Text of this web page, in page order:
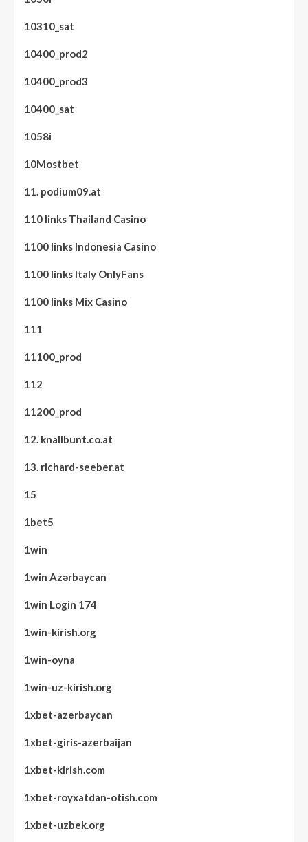
10310_sat
10400_prod2
10400_prod3
10400_sat
1058i
10Mostbet
11. podium09.at
110 links Thailand Casino
1100 links Indonesia Casino
1100 links Italy OnlyFans
1100 links Mix Casino
111
11100_prod
112
11200_prod
12. knallbunt.co.at
13. richard-seeber.at
15
1bet5
1win
1win Azərbaycan
1win Login 174
1win-kirish.org
1win-oyna
1win-uz-kirish.org
1xbet-azerbaycan
1xbet-giris-azerbaijan
1xbet-kirish.com
1xbet-royxatdan-otish.com
1xbet-uzbek.org